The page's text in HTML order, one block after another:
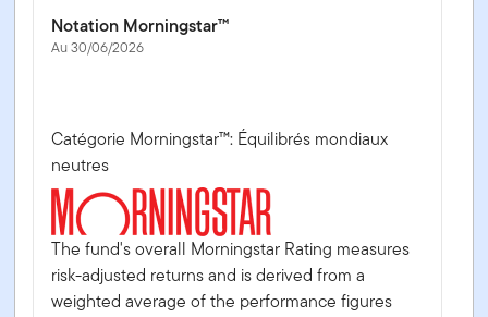
Notation Morningstar™
Au 30/06/2026
Catégorie Morningstar™: Équilibrés mondiaux
neutres
The fund's overall Morningstar Rating measures
risk-adjusted returns and is derived from a
weighted average of the performance figures